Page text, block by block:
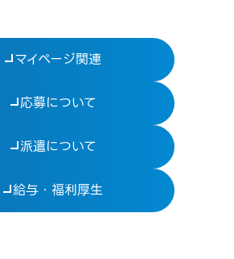
マイページ関連
応募について
派遣について
給与・福利厚生